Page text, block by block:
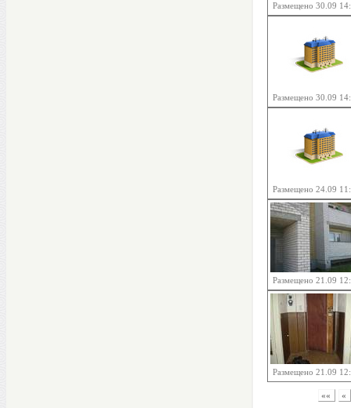
Размещено 30.09
Размещено 30.09
Размещено 24.09
Размещено 21.09
Размещено 21.09
«« «